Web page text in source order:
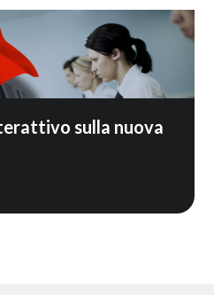
sulla nuova